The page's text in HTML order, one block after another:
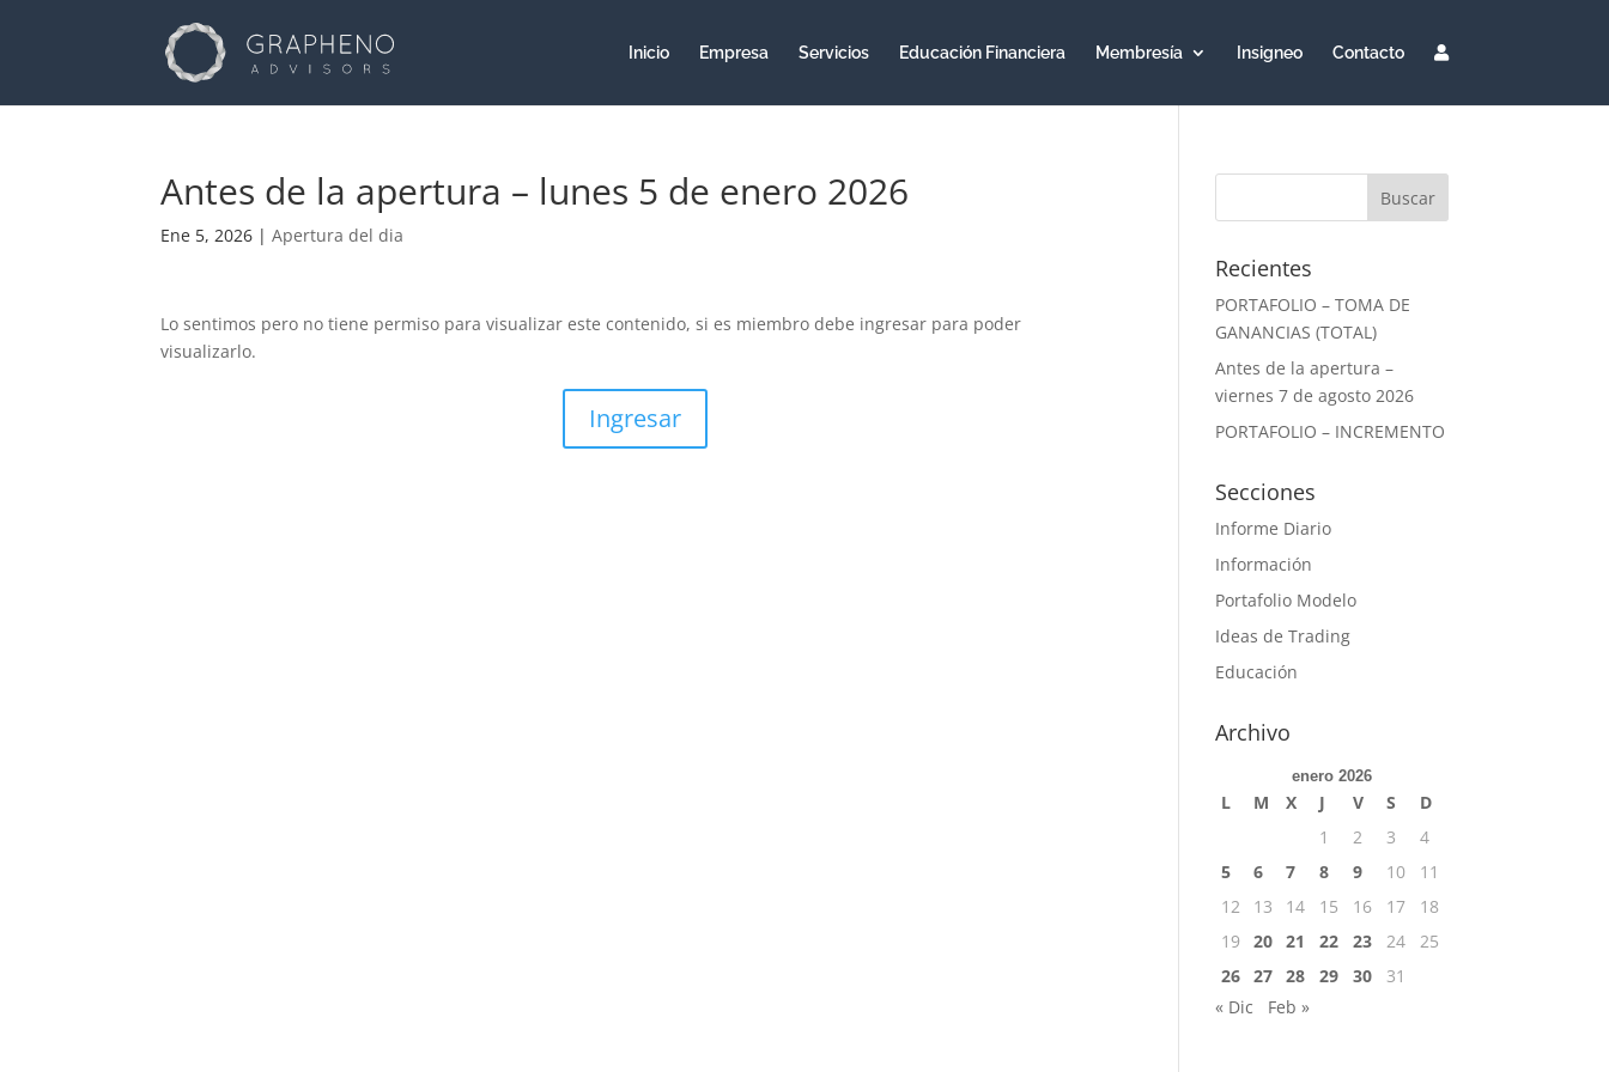
Inicio Empresa Servicios Educación Financiera Membresía Insigneo Contacto
Antes de la apertura – lunes 5 de enero 2026
Ene 5, 2026 |Apertura del dia
Lo sentimos pero no tiene permiso para visualizar este contenido, si es miembro debe ingresar para poder
visualizarlo.
Ingresar
Recientes
PORTAFOLIO – TOMA DE
GANANCIAS (TOTAL)
Antes de la apertura –
viernes 7 de agosto 2026
PORTAFOLIO – INCREMENTO
Secciones
Informe Diario
Información
Portafolio Modelo
Ideas de Trading
Educación
Archivo
enero 2026
L M X J V S
D
1
2 3
4
5
6 7 8 9 10
11
12
13 14 15 16 17
18
19
20 21 22 23 24
25
26 27 28 29 30
31
« Dic
Feb »